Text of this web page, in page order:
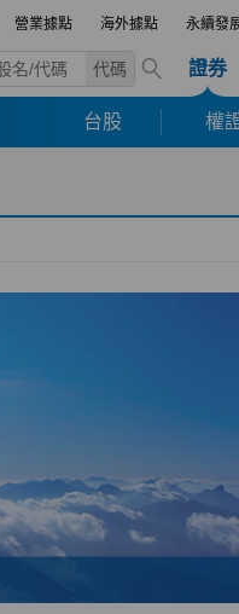
營業據點 海外據點 永續發
代碼 證券
台股 權